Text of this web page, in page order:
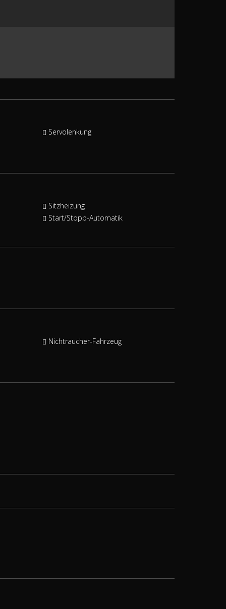
Servolenkung
Sitzheizung
Start/Stopp-Automatik
Nichtraucher-Fahrzeug